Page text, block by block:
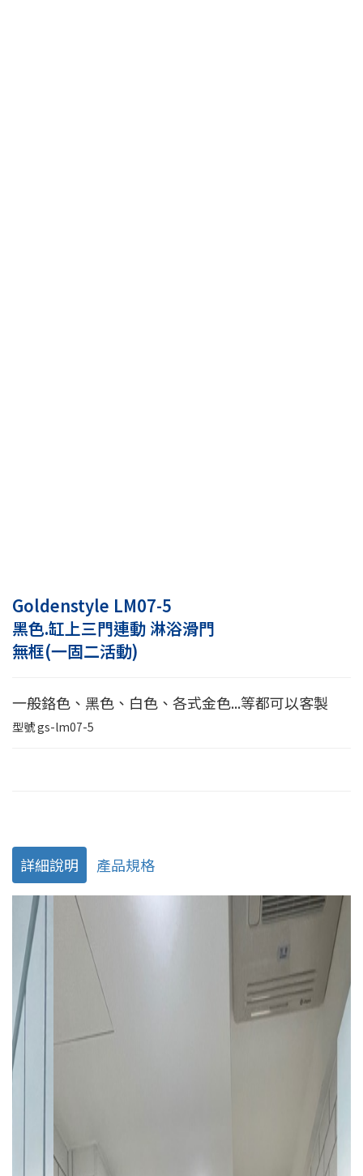
Goldenstyle LM07-5
黑色.缸上三門連動 淋浴滑門
無框(一固二活動)
一般鉻色、黑色、白色、各式金色...等都可以客製
型號gs-lm07-5
詳細說明 產品規格